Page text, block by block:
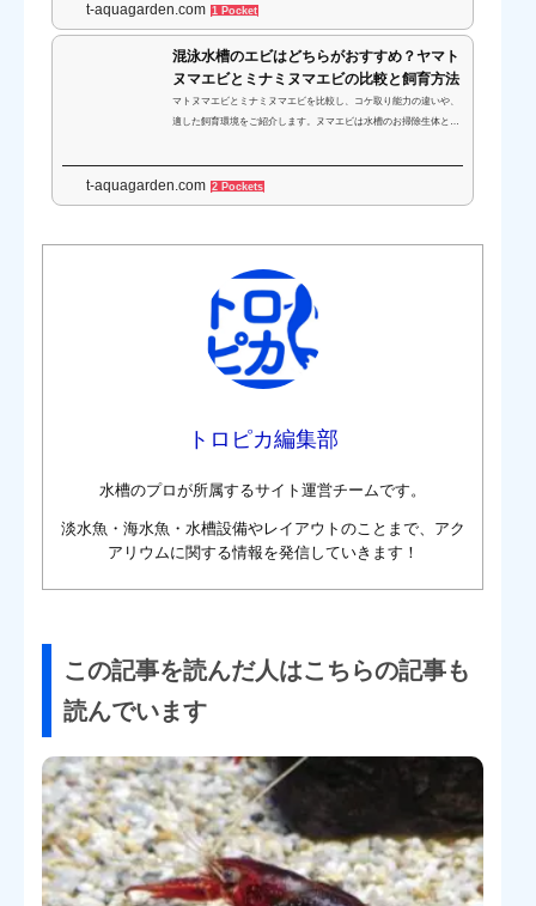
するうえでのポイントなどに加えて、比較的飼育が容易なおすすめ
の種類をご紹介します。
t-aquagarden.com 1 Pocket
混泳水槽のエビはどちらがおすすめ？ヤマト
ヌマエビとミナミヌマエビの比較と飼育方法
マトヌマエビとミナミヌマエビを比較し、コケ取り能力の違いや、
適した飼育環境をご紹介します。ヌマエビは水槽のお掃除生体とし
t-aquagarden.com 2 Pockets
トロピカ編集部
水槽のプロが所属するサイト運営チームです。
淡水魚・海水魚・水槽設備やレイアウトのことまで、アク
アリウムに関する情報を発信していきます！
この記事を読んだ人はこちらの記事も
読んでいます